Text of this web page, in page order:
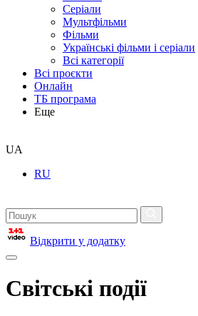
Серіали
Мультфільми
Фільми
Українські фільми і серіали
Всі категорії
Всі проєкти
Онлайн
ТБ програма
Еще
UA
RU
Відкрити у додатку
Світські події